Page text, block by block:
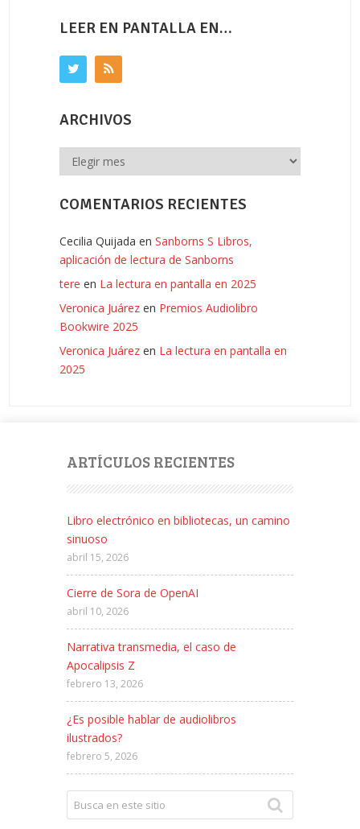
LEER EN PANTALLA EN…
ARCHIVOS
Archivos
COMENTARIOS RECIENTES
Cecilia Quijada en Sanborns S Libros,
aplicación de lectura de Sanborns
tere en La lectura en pantalla en 2025
Veronica Juárez en Premios Audiolibro
Bookwire 2025
Veronica Juárez en La lectura en pantalla en
2025
ARTÍCULOS RECIENTES
Libro electrónico en bibliotecas, un camino
sinuoso
abril 15, 2026
Cierre de Sora de OpenAI
abril 10, 2026
Narrativa transmedia, el caso de
Apocalipsis Z
febrero 13, 2026
¿Es posible hablar de audiolibros
ilustrados?
febrero 5, 2026